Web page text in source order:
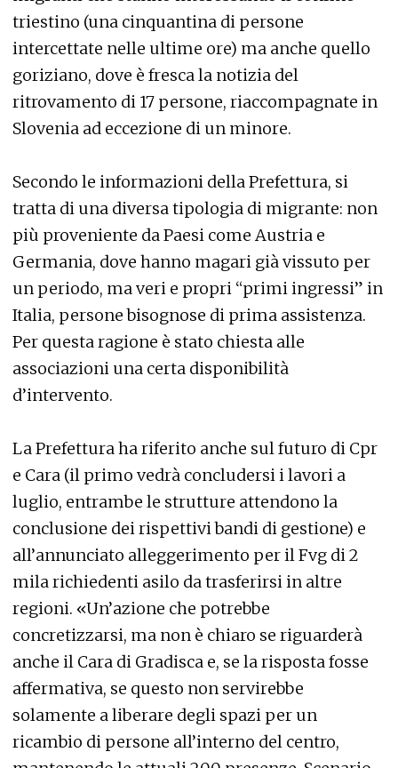
triestino (una cinquantina di persone
intercettate nelle ultime ore) ma anche quello
goriziano, dove è fresca la notizia del
ritrovamento di 17 persone, riaccompagnate in
Slovenia ad eccezione di un minore.
Secondo le informazioni della Prefettura, si
tratta di una diversa tipologia di migrante: non
più proveniente da Paesi come Austria e
Germania, dove hanno magari già vissuto per
un periodo, ma veri e propri “primi ingressi” in
Italia, persone bisognose di prima assistenza.
Per questa ragione è stato chiesta alle
associazioni una certa disponibilità
d’intervento.
La Prefettura ha riferito anche sul futuro di Cpr
e Cara (il primo vedrà concludersi i lavori a
luglio, entrambe le strutture attendono la
conclusione dei rispettivi bandi di gestione) e
all’annunciato alleggerimento per il Fvg di 2
mila richiedenti asilo da trasferirsi in altre
regioni. «Un’azione che potrebbe
concretizzarsi, ma non è chiaro se riguarderà
anche il Cara di Gradisca e, se la risposta fosse
affermativa, se questo non servirebbe
solamente a liberare degli spazi per un
ricambio di persone all’interno del centro,